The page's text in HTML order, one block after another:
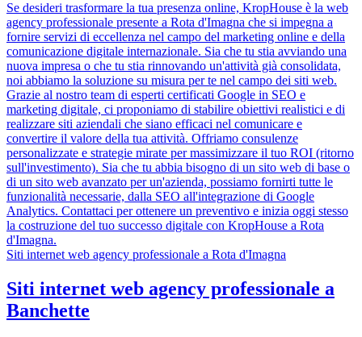
Se desideri trasformare la tua presenza online, KropHouse è la web
agency professionale presente a Rota d'Imagna che si impegna a
fornire servizi di eccellenza nel campo del marketing online e della
comunicazione digitale internazionale. Sia che tu stia avviando una
nuova impresa o che tu stia rinnovando un'attività già consolidata,
noi abbiamo la soluzione su misura per te nel campo dei siti web.
Grazie al nostro team di esperti certificati Google in SEO e
marketing digitale, ci proponiamo di stabilire obiettivi realistici e di
realizzare siti aziendali che siano efficaci nel comunicare e
convertire il valore della tua attività. Offriamo consulenze
personalizzate e strategie mirate per massimizzare il tuo ROI (ritorno
sull'investimento). Sia che tu abbia bisogno di un sito web di base o
di un sito web avanzato per un'azienda, possiamo fornirti tutte le
funzionalità necessarie, dalla SEO all'integrazione di Google
Analytics. Contattaci per ottenere un preventivo e inizia oggi stesso
la costruzione del tuo successo digitale con KropHouse a Rota
d'Imagna.
Siti internet web agency professionale a Rota d'Imagna
Siti internet web agency professionale a
Banchette